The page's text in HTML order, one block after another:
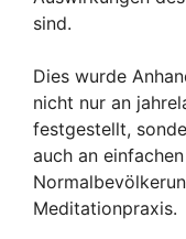
sind.
Dies wurde
nicht nur an
festgestellt,
auch an
Meditationpraxis.